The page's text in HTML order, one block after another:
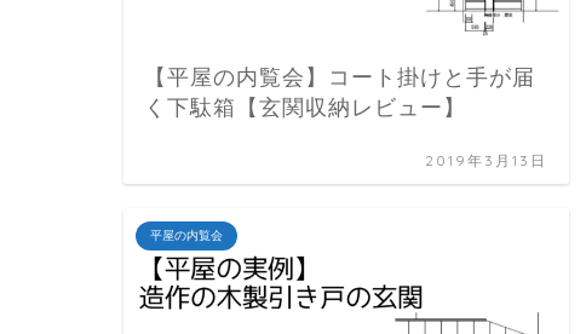
【平屋の内覧会】コート掛けと手が届
く下駄箱【玄関収納レビュー】
2019年3月13日
平屋の内覧会